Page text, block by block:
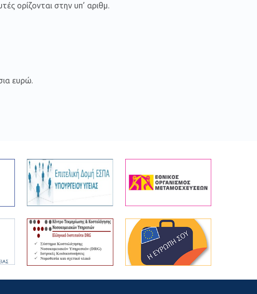
ορίζονται στην υπ’ αριθμ.
ευρώ.